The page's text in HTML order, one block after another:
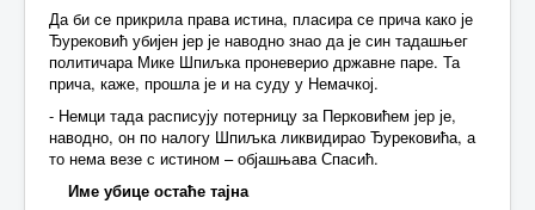
Да би се прикрила права истина, пласира се прича како је
Ђурековић убијен јер је наводно знао да је син тадашњег
политичара Мике Шпиљка проневерио државне паре. Та
прича, каже, прошла је и на суду у Немачкој.
- Немци тада расписују потерницу за Перковићем јер је,
наводно, он по налогу Шпиљка ликвидирао Ђурековића, а
то нема везе с истином – објашњава Спасић.
Име убице остаће тајна